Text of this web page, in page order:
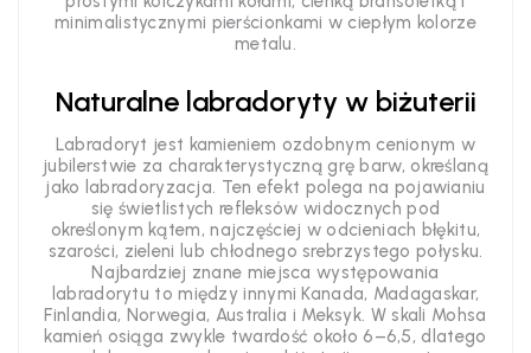
minimalistycznymi pierścionkami w ciepłym kolorze
metalu.
Naturalne labradoryty w biżuterii
Labradoryt jest kamieniem ozdobnym cenionym w
jubilerstwie za charakterystyczną grę barw, określaną
jako labradoryzacja. Ten efekt polega na pojawianiu
się świetlistych refleksów widocznych pod
określonym kątem, najczęściej w odcieniach błękitu,
szarości, zieleni lub chłodnego srebrzystego połysku.
Najbardziej znane miejsca występowania
labradorytu to między innymi Kanada, Madagaskar,
Finlandia, Norwegia, Australia i Meksyk. W skali Mohsa
kamień osiąga zwykle twardość około 6–6,5, dlatego